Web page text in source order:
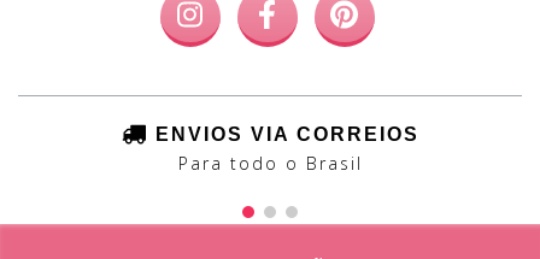
ENVIOS VIA CORREIOS
Para todo o Brasil